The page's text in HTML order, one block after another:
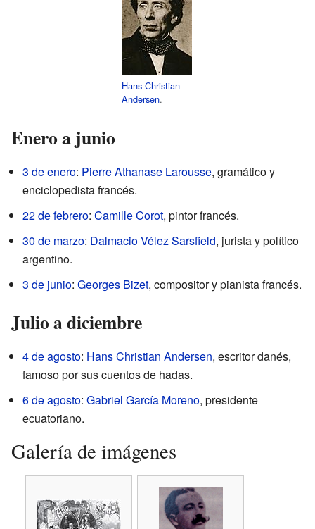
Hans Christian
Andersen.
Enero a junio
3 de enero: Pierre Athanase Larousse, gramático y
enciclopedista francés.
22 de febrero: Camille Corot, pintor francés.
30 de marzo: Dalmacio Vélez Sarsfield, jurista y político
argentino.
3 de junio: Georges Bizet, compositor y pianista francés.
Julio a diciembre
4 de agosto: Hans Christian Andersen, escritor danés,
famoso por sus cuentos de hadas.
6 de agosto: Gabriel García Moreno, presidente
ecuatoriano.
Galería de imágenes